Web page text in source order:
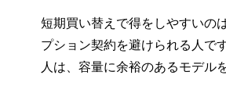
短期買い替えで得をしやすいの
プション契約を避けられる人で
人は、容量に余裕のあるモデル